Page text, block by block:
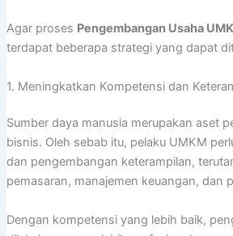
Agar proses Pengembangan Usaha
terdapat beberapa strategi yang dapat
1. Meningkatkan Kompetensi dan
Sumber daya manusia merupakan aset
bisnis. Oleh sebab itu, pelaku UMKM
dan pengembangan keterampilan,
pemasaran, manajemen keuangan, dan
Dengan kompetensi yang lebih baik,